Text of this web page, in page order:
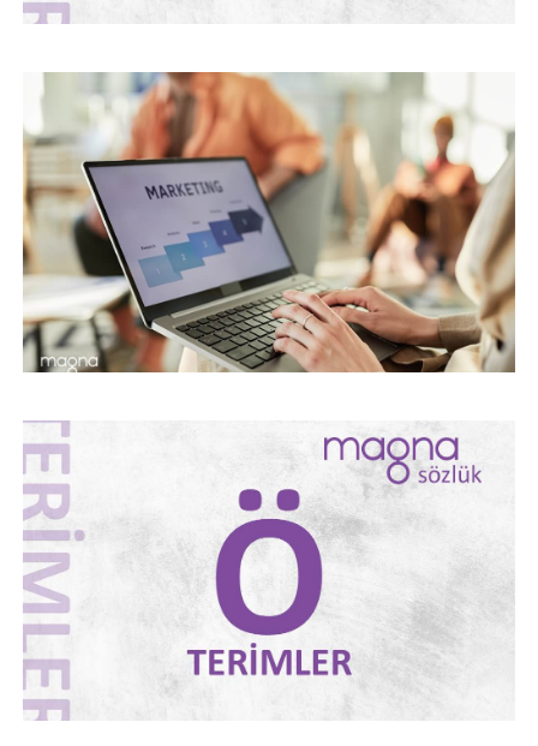
DIJITAL PAZARLAMA TERIMLERI – “Ö”
HARFI İLE BAŞLAYAN TERIMLER